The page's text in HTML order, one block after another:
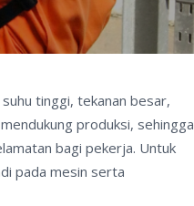
tinggi, tekanan besar,
produksi, sehingga
bagi pekerja. Untuk
pada mesin serta